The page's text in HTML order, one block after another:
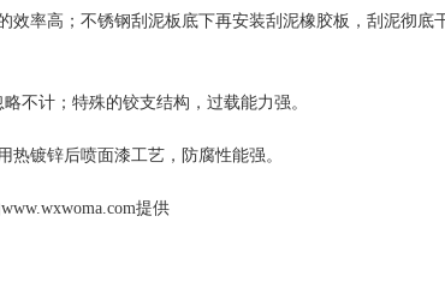
效率高；不锈钢刮泥板底下再安装刮泥橡胶板，刮泥彻底
不计；特殊的铰支结构，过载能力强。
热镀锌后喷面漆工艺，防腐性能强。
提供